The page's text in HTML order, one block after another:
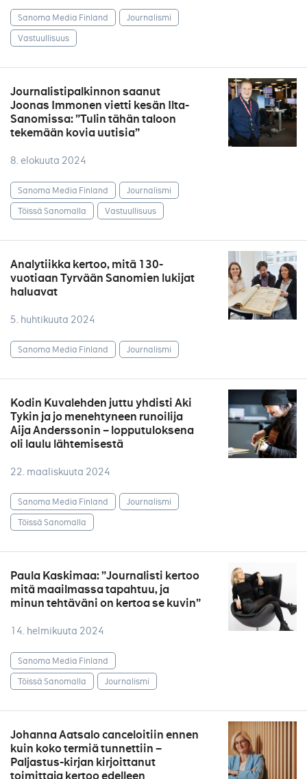
Sanoma Media Finland
Journalismi
Vastuullisuus
Journalistipalkinnon saanut
Joonas Immonen vietti kesän Ilta-
Sanomissa: ”Tulin tähän taloon
tekemään kovia uutisia”
8. elokuuta 2024
Sanoma Media Finland
Journalismi
Töissä Sanomalla
Vastuullisuus
Analytiikka kertoo, mitä 130-
vuotiaan Tyrvään Sanomien lukijat
haluavat
5. huhtikuuta 2024
Sanoma Media Finland Journalismi
Kodin Kuvalehden juttu yhdisti Aki
Tykin ja jo menehtyneen runoilija
Aija Anderssonin – lopputuloksena
oli laulu lähtemisestä
22. maaliskuuta 2024
Sanoma Media Finland
Journalismi
Töissä Sanomalla
Paula Kaskimaa: ”Journalisti kertoo
mitä maailmassa tapahtuu, ja
minun tehtäväni on kertoa se kuvin”
14. helmikuuta 2024
Sanoma Media Finland
Töissä Sanomalla
Journalismi
Johanna Aatsalo canceloitiin ennen
kuin koko termiä tunnettiin –
Paljastus-kirjan kirjoittanut
toimittaja kertoo edelleen